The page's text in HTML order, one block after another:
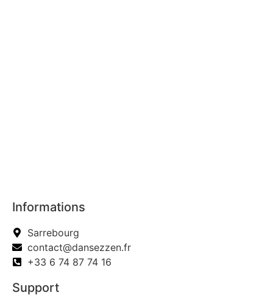
Informations
Sarrebourg
contact@dansezzen.fr
+33 6 74 87 74 16
Support